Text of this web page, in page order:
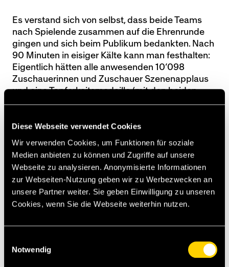
Diese Webseite verwendet Cookies
Wir verwenden Cookies, um Funktionen für soziale
Medien anbieten zu können und Zugriffe auf unsere
Webseite zu analysieren. Anonymisierte Informationen
zur Webseiten-Nutzung geben wir zu Werbezwecken an
unsere Partner weiter. Sie geben Einwilligung zu unseren
Cookies, wenn Sie die Webseite weiterhin nutzen.
Notwendig
Es verstand sich von selbst, dass beide Teams
nach Spielende zusammen auf die Ehrenrunde
gingen und sich beim Publikum bedankten. Nach
90 Minuten in eisiger Kälte kann man festhalten:
Eigentlich hätten alle anwesenden 10‘098
Zuschauerinnen und Zuschauer Szenenapplaus
und eine Tapferkeitsmedaille (mit den beiden
Clublogos drauf) verdient gehabt.
Darmstadt 98 - YB 2:0 (2:0)
Merck-Stadion am Böllenfalltor. - 10'098
Zuschauende. - SR Christian Ballweg.
Tore: 26. Tietz 1:0. 44. Tietz 2:0.
Darmstadt: Schuhen (46. Brunst) - Zimmermann
(46. Isherwood), Riedel, Pfeiffer (46. Müller) -
Holland (61. Baier), Schnellhardt (82. Hamm),
Mehlem (61. Seydel), Karic (82. Schreck) - Manu
YB 1. HZ: Racioppi - Rüegg, Lustenberger, Bichsel,
Benito - Maceiras, Niasse, Lauper, Imeri - Itten,